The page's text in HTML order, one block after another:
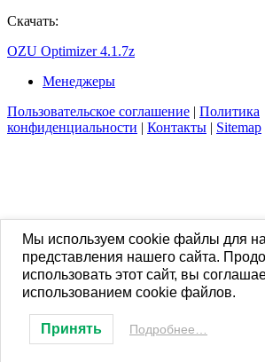
Скачать:
OZU Optimizer 4.1.7z
Менеджеры
Пользовательское соглашение | Политика
конфиденциальности | Контакты | Sitemap
Мы используем cookie файлы для
представления нашего сайта.
использовать этот сайт, вы
использованием cookie файлов.
Принять Подробнее…